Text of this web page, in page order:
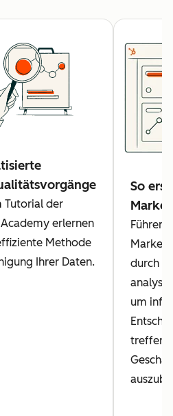
Tutorial der
erlernen
Methode
Ihrer Daten.
So
Führen
durch
um
treffen